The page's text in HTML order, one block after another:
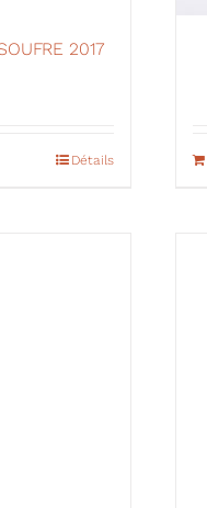
2017
Détails